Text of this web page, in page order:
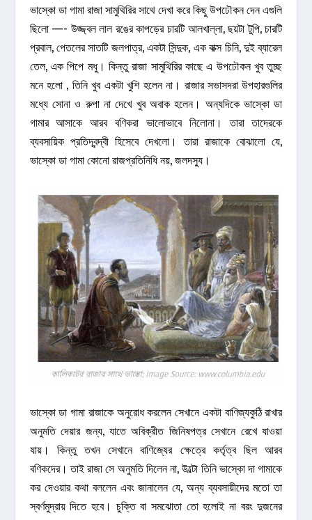
ভাস্কো ডা গামা রাজা সামুথিরির সাথে দেখা করে কিছু উপঢৌকন দেন এগুলি
ছিলো —- উজ্জ্বল লাল রঙের কাপড়ের চারটি আলখাল্লা, ছয়টা টুপি, চারটি
প্রবাল, পেতলের সাতটি জলপাত্র, একটা সিন্দুক, এক বাক্স চিনি, দুই ব্যারেল
তেল, এক পিপে মধু। কিন্তু রাজা সামুথিরির কাছে এ উপঢৌকন খুব তুচ্ছ
মনে হলো , তিনি খুব একটা খুশি হলেন না। রাজার সভাসদরা উপহারগুলির
মধ্যে সোনা ও রুপা না দেখে খুব অবাক হলেন। অন্যদিকে ভাস্কো ডা
গামার আসাকে আরব বণিকরা ভালোভাবে নিলোনা। তারা তাদেরকে
ব্যবসায়িক প্রতিদ্বন্দ্বী হিসেবে দেখলো। তারা রাজাকে বোঝালো যে,
ভাস্কো ডা গামা কোনো রাজপ্রতিনিধি নয়, জলদস্যু।
ভাস্কো ডা গামা রাজাকে অনুরোধ করলেন সেখানে একটা বাণিজ্যকুঠি রাখার
অনুমতি দেয়ার জন্য, যাতে অবিক্রীত জিনিষপত্র সেখানে রেখে যাওয়া
যায়। কিন্তু তখন সেখানে বাণিজ্যের ক্ষেত্রে কর্তৃত্ব ছিল আরব
বণিকদের। তাই রাজা সে অনুমতি দিলেন না, উল্টো তিনি ভাস্কো দা গামাকে
কর দেওয়ার কথা বললেন এবং জানালেন যে, অন্য ব্যবসায়ীদের মতো তা
স্বর্ণমুদ্রায় দিতে হবে। চুক্তি বা সমঝোতা তো হলোই না বরং দুজনের